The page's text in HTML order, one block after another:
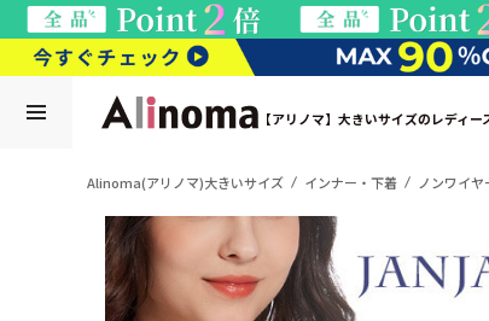
【アリノマ】大きいサイズのレディー
Alinoma(アリノマ)大きいサイズ インナー・下着 ノンワイヤ